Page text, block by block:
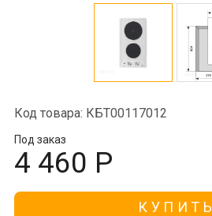
Код товара: КБТ00117012
Под заказ
4 460 Р
КУПИТЬ